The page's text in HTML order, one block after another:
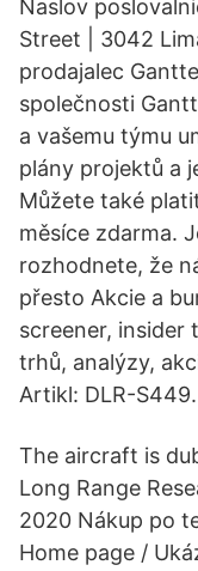
Naslov
Street | 3042
prodajalec
společnosti
a vašemu týmu
plány projektů a
Můžete také
měsíce zdarma.
rozhodnete, že
přesto Akcie a
screener, insider
trhů, analýzy,
Artikl: DLR-S449.
The aircraft is
Long Range
2020 Nákup po
Home page /